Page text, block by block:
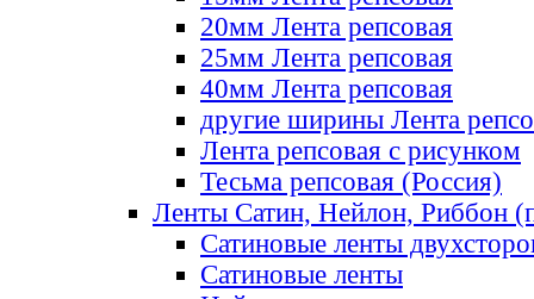
20мм Лента репсовая
25мм Лента репсовая
40мм Лента репсовая
другие ширины Лента
Лента репсовая с рисунком
Тесьма репсовая (Россия)
Ленты Сатин, Нейлон, Риббон
Сатиновые ленты
Сатиновые ленты